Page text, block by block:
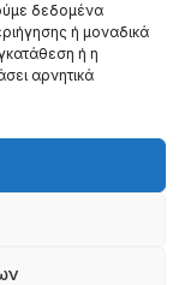
δεδομένα
ή μοναδικά
ή η
αρνητικά